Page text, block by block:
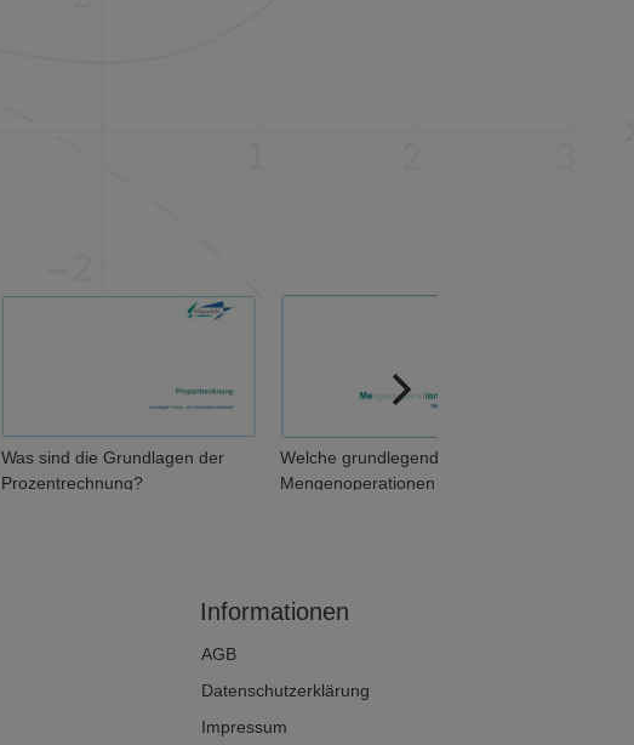
Was sind die Grundlagen der
Prozentrechnung?
Welche grundlegenden
Mengenoperationen
Informationen
AGB
Datenschutzerklärung
Impressum